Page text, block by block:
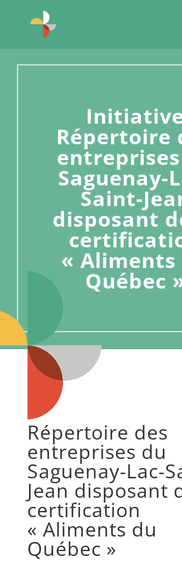
Répertoire
Saguenay-
Saint-
disposant
« Aliments
Québec
Répertoire des
entreprises du
Saguenay-Lac-
Jean disposant
certification
« Aliments du
Québec »